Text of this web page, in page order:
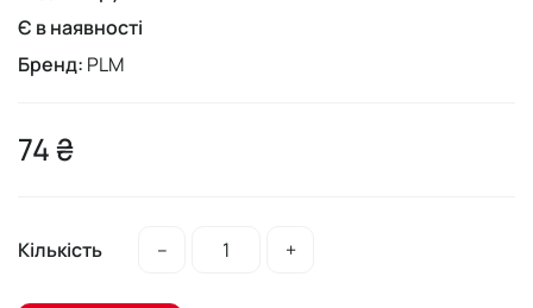
Є в наявності
Бренд: PLM
74 ₴
Кількість – +